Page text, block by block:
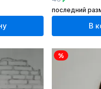
последний
В
%